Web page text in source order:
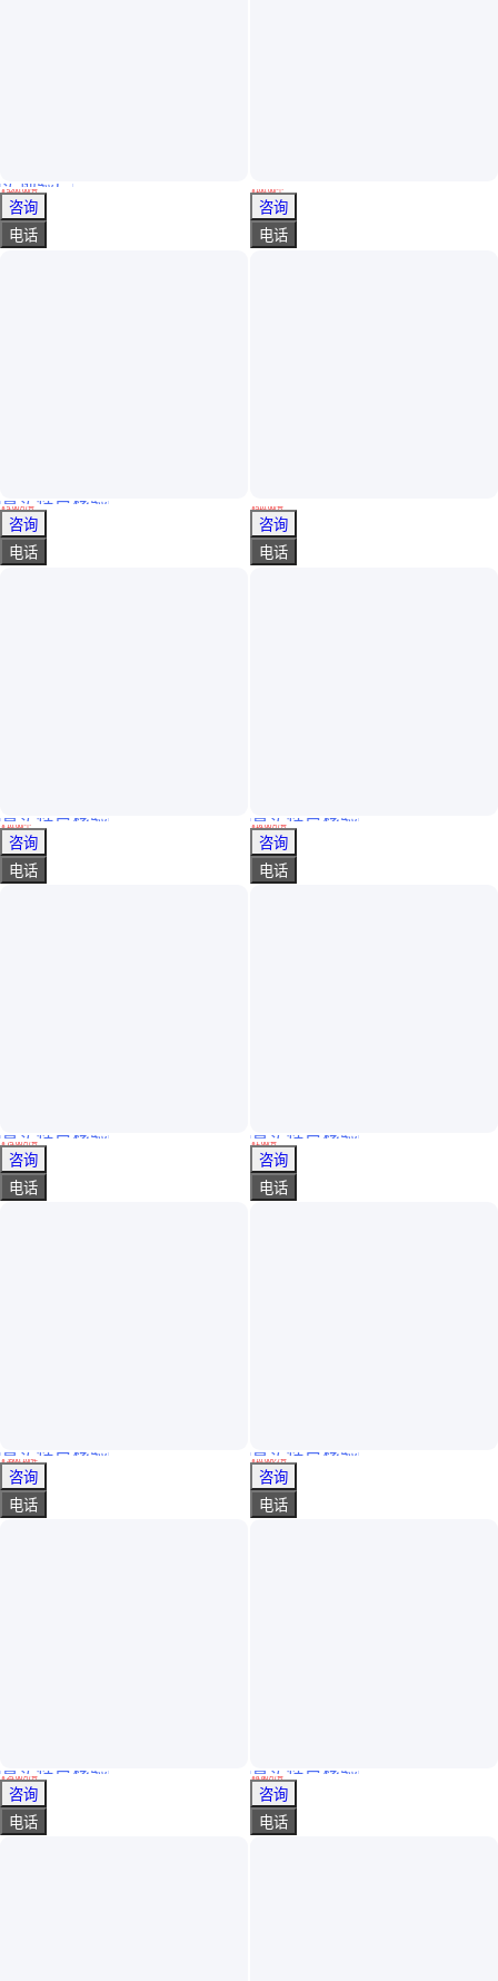
氟化物检测 路博 保护各项参数安全 防雨雪侵袭
实地验厂
￥5200.00/台
山东青岛
咨询
电话
优莱特 兆欧表装置检定配套计量标准 绝缘电阻表检定装置UT119-10D
真实性已核验
￥5.00万/台
山东济南
咨询
电话
压力阀检测 一测即准 用数据说话 二天出证 中健计量
真实性已核验
￥ 10.00/个
广东深圳
咨询
电话
SPS-300远红外THz光谱仪-太赫兹FTIR傅里叶变换光谱分析仪
真实性已核验
￥ 75.00万/台
广东深圳
咨询
电话
842312051331雾化器，842315550491赛默飞世尔光谱仪原装配件
真实性已核验
￥ 3500.10/件
江苏苏州
咨询
电话
低价出售高分辨率 斯派克直读电火花光谱仪 lab m10
真实性已核验
￥ 25.00万/台
上海
咨询
电话
￥100.00/个
江苏南京
咨询
电话
￥510.00/台
河北廊坊
咨询
电话
赛默飞尼通Niton手持式XRF贵金属分析器光谱仪XL2
真实性已核验
￥16 .00万/台
上海
咨询
电话
BAKMAN PB7220-2000-T太赫兹频域光谱仪 高分辨率
真实性已核验
￥1 .00/台
上海
咨询
电话
原装进口HORIBA XploRA ONE高灵敏度拉曼光谱仪
真实性已核验
￥10 .00亿/台
上海
咨询
电话
赛默飞尼通Niton手持式通用金属元素分析器 XL2100G光谱仪
真实性已核验
￥8 .80万/台
上海
咨询
电话